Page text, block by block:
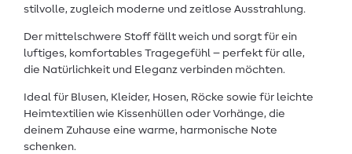
stilvolle, zugleich moderne und zeitlose Ausstrahlung.
Der mittelschwere Stoff fällt weich und sorgt für ein
luftiges, komfortables Tragegefühl – perfekt für alle,
die Natürlichkeit und Eleganz verbinden möchten.
Ideal für Blusen, Kleider, Hosen, Röcke sowie für leichte
Heimtextilien wie Kissenhüllen oder Vorhänge, die
deinem Zuhause eine warme, harmonische Note
schenken.